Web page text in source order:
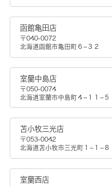
函館亀田店
〒040-0072
北海道函館市亀田町６−３２
室蘭中島店
〒050-0074
北海道室蘭市中島町４−１１−５
苫小牧三光店
〒053-0042
北海道苫小牧市三光町１−１−８
室蘭西店